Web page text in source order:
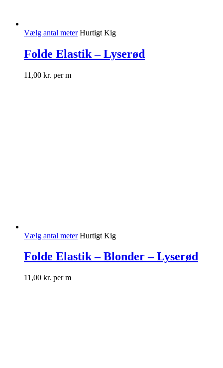
Vælg antal meter Hurtigt Kig
Folde Elastik – Lyserød
11,00 kr. per m
Vælg antal meter Hurtigt Kig
Folde Elastik – Blonder – Lyserød
11,00 kr. per m